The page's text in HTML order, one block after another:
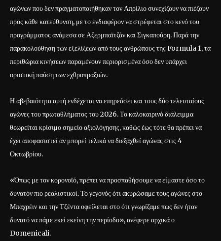
αγώνων που δεν πραγματοποιήθηκαν τον Απρίλιο συνεχίζουν να πιέζουν
προς κάθε κατεύθυνση, με το ενδιαφέρον να στρέφεται στο κενό του
προγράμματος ανάμεσα σε Αζερμπαϊτζάν και Σιγκαπούρη. Παρά την
παρακολούθηση των εξελίξεων από τους ανθρώπους της Formula 1, τα
περιθώρια κινήσεων παραμένουν περιορισμένα όσο δεν υπάρχει
οριστική παύση των εχθροπραξιών.
Η αβεβαιότητα αυτή ενδέχεται να επηρεάσει και τους δύο τελευταίους
αγώνες του πρωταθλήματος του 2026. Το καλοκαιρινό διάλειμμα
θεωρείται κρίσιμο σημείο αξιολόγησης, καθώς έως τότε θα πρέπει να
έχει αποφασιστεί αν μπορεί τελικά να διεξαχθεί αγώνας στις 4
Οκτωβρίου.
«Όπως με τον κορονοϊό, πρέπει να προσπαθήσουμε να είμαστε όσο το
δυνατόν πιο ρεαλιστικοί. Το γεγονός ότι ακυρώσαμε τους αγώνες στο
Μπαχρέιν και την Τζέντα οφείλεται στο ότι γνωρίζαμε πως δεν ήταν
δυνατό να πάμε εκεί εκείνη την περίοδο», ανέφερε αρχικά ο
Domenicali.